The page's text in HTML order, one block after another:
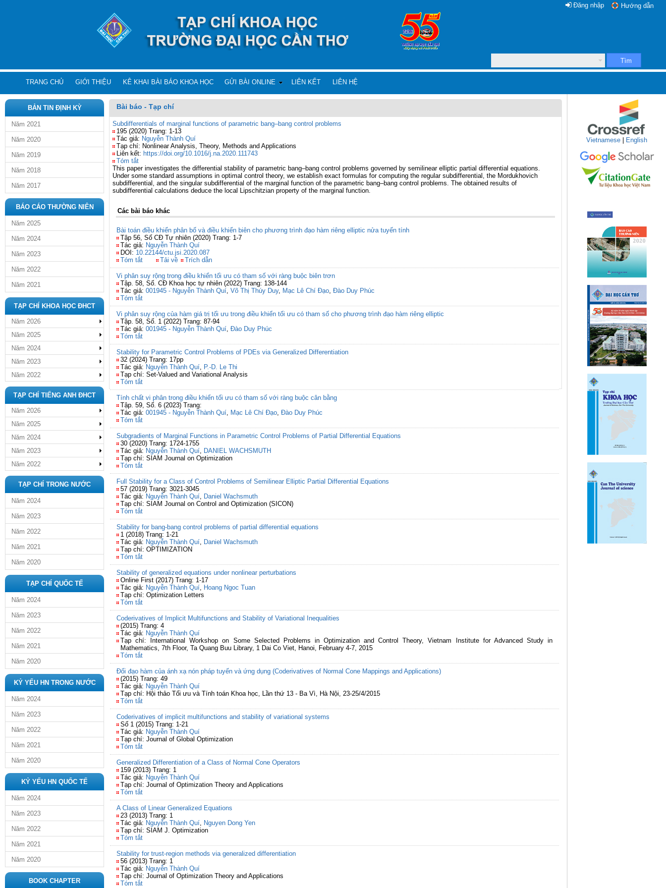
Hướng dẫn
Đăng nhập
Tìm
TRANG CHỦ GIỚI THIỆU KÊ KHAI BÀI BÁO KHOA HỌC GỬI BÀI ONLINE LIÊN KẾT LIÊN HỆ
BẢN TIN ĐỊNH KỲ
Năm 2021
Năm 2020
Năm 2019
Năm 2018
Năm 2017
BÁO CÁO THƯỜNG NIÊN
Năm 2025
Năm 2024
Năm 2023
Năm 2022
Năm 2021
TẠP CHÍ KHOA HỌC ĐHCT
Năm 2026
Năm 2025
Năm 2024
Năm 2023
Năm 2022
TẠP CHÍ TIẾNG ANH ĐHCT
Năm 2026
Năm 2025
Năm 2024
Năm 2023
Năm 2022
TẠP CHÍ TRONG NƯỚC
Năm 2024
Năm 2023
Năm 2022
Năm 2021
Năm 2020
TẠP CHÍ QUỐC TẾ
Năm 2024
Năm 2023
Năm 2022
Năm 2021
Năm 2020
KỶ YẾU HN TRONG NƯỚC
Năm 2024
Năm 2023
Năm 2022
Năm 2021
Năm 2020
KỶ YẾU HN QUỐC TẾ
Năm 2024
Năm 2023
Năm 2022
Năm 2021
Năm 2020
BOOK CHAPTER
Bài báo - Tạp chí
Subdifferentials of marginal functions of parametric bang–bang control problems
195 (2020) Trang: 1-13
Tác giả: Nguyễn Thành Quí
Tạp chí: Nonlinear Analysis, Theory, Methods and Applications
Liên kết: https://doi.org/10.1016/j.na.2020.111743
Tóm tắt
This paper investigates the differential stability of parametric bang–bang control problems governed by semilinear elliptic partial differential equations.
Under some standard assumptions in optimal control theory, we establish exact formulas for computing the regular subdifferential, the Mordukhovich
subdifferential, and the singular subdifferential of the marginal function of the parametric bang–bang control problems. The obtained results of
subdifferential calculations deduce the local Lipschitzian property of the marginal function.
Các bài báo khác
Bài toán điều khiển phân bố và điều khiển biên cho phương trình đạo hàm riêng elliptic nửa tuyến tính
Tập 56, Số CĐ Tự nhiên (2020) Trang: 1-7
Tác giả: Nguyễn Thành Quí
DOI: 10.22144/ctu.jsi.2020.087
Tóm tắt
Tải về Trích dẫn
Vi phân suy rộng trong điều khiển tối ưu có tham số với ràng buộc biên trơn
Tập. 58, Số. CĐ Khoa học tự nhiên (2022) Trang: 138-144
Tác giả: 001945 - Nguyễn Thành Quí, Võ Thị Thúy Duy, Mạc Lê Chí Đạo, Đào Duy Phúc
Tóm tắt
Vi phân suy rộng của hàm giá trị tối ưu trong điều khiển tối ưu có tham số cho phương trình đạo hàm riêng elliptic
Tập. 58, Số. 1 (2022) Trang: 87-94
Tác giả: 001945 - Nguyễn Thành Quí, Đào Duy Phúc
Tóm tắt
Stability for Parametric Control Problems of PDEs via Generalized Differentiation
32 (2024) Trang: 17pp
Tác giả: Nguyễn Thành Quí, P.-D. Le Thi
Tạp chí: Set-Valued and Variational Analysis
Tóm tắt
Tính chất vi phân trong điều khiển tối ưu có tham số với ràng buộc cân bằng
Tập. 59, Số. 6 (2023) Trang:
Tác giả: 001945 - Nguyễn Thành Quí, Mạc Lê Chí Đạo, Đào Duy Phúc
Tóm tắt
Subgradients of Marginal Functions in Parametric Control Problems of Partial Differential Equations
30 (2020) Trang: 1724-1755
Tác giả: Nguyễn Thành Quí, DANIEL WACHSMUTH
Tạp chí: SIAM Journal on Optimization
Tóm tắt
Full Stability for a Class of Control Problems of Semilinear Elliptic Partial Differential Equations
57 (2019) Trang: 3021-3045
Tác giả: Nguyễn Thành Quí, Daniel Wachsmuth
Tạp chí: SIAM Journal on Control and Optimization (SICON)
Tóm tắt
Stability for bang-bang control problems of partial differential equations
1 (2018) Trang: 1-21
Tác giả: Nguyễn Thành Quí, Daniel Wachsmuth
Tạp chí: OPTIMIZATION
Tóm tắt
Stability of generalized equations under nonlinear perturbations
Online First (2017) Trang: 1-17
Tác giả: Nguyễn Thành Quí, Hoang Ngoc Tuan
Tạp chí: Optimization Letters
Tóm tắt
Coderivatives of Implicit Multifunctions and Stability of Variational Inequalities
(2015) Trang: 4
Tác giả: Nguyễn Thành Quí
Tạp chí: International Workshop on Some Selected Problems in Optimization and Control Theory, Vietnam Institute for Advanced Study in
Mathematics, 7th Floor, Ta Quang Buu Library, 1 Dai Co Viet, Hanoi, February 4-7, 2015
Tóm tắt
Đối đạo hàm của ánh xạ nón pháp tuyến và ứng dụng (Coderivatives of Normal Cone Mappings and Applications)
(2015) Trang: 49
Tác giả: Nguyễn Thành Quí
Tạp chí: Hội thảo Tối ưu và Tính toán Khoa học, Lần thứ 13 - Ba Vì, Hà Nội, 23-25/4/2015
Tóm tắt
Coderivatives of implicit multifunctions and stability of variational systems
Số 1 (2015) Trang: 1-21
Tác giả: Nguyễn Thành Quí
Tạp chí: Journal of Global Optimization
Tóm tắt
Generalized Differentiation of a Class of Normal Cone Operators
159 (2013) Trang: 1
Tác giả: Nguyễn Thành Quí
Tạp chí: Journal of Optimization Theory and Applications
Tóm tắt
A Class of Linear Generalized Equations
23 (2013) Trang: 1
Tác giả: Nguyễn Thành Quí, Nguyen Dong Yen
Tạp chí: SIAM J. Optimization
Tóm tắt
Stability for trust-region methods via generalized differentiation
56 (2013) Trang: 1
Tác giả: Nguyễn Thành Quí
Tạp chí: Journal of Optimization Theory and Applications
Tóm tắt
Vietnamese English